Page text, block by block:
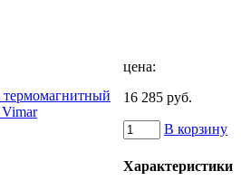
цена:
16 285 руб.
В корзину
Характеристики